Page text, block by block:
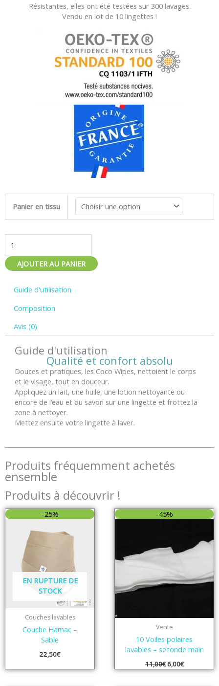
Résistantes, elles ont été testées sur 300 lavages.
Vendu en lot de 10 lingettes !
Panier en tissu
Coco
Lingettes
lavables
-
AJOUTER AU PANIER
Guide d'utilisation
Composition
Avis (0)
Guide d'utilisation
Qualité et confort absolu
Douces et pratiques, les Coco Wipes, nettoient le corps
et le visage, tout en douceur.
Appliquez un lait, une huile, une lotion nettoyante ou
encore de l’eau et du savon sur une lingette et frottez la
zone à nettoyer.
Mettez ensuite votre lingette à laver.
Produits fréquemment achetés
ensemble
Produits à découvrir !
-25%
EN RUPTURE DE
STOCK
Couches lavables
Couche Hamac –
Sable
22,50€
-45%
Vente
10 Voiles polaires
lavables – seconde main
11,00€
Le
prix
11,00€.
6,00€
prix
6,00€.